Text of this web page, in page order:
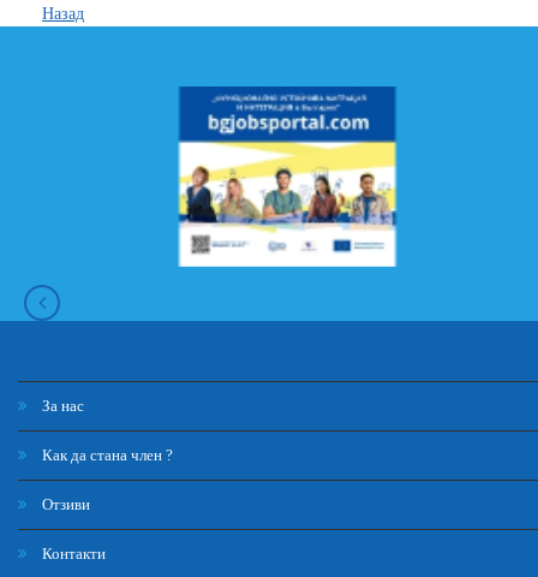
Назад
За нас
Как да стана член ?
Отзиви
Контакти